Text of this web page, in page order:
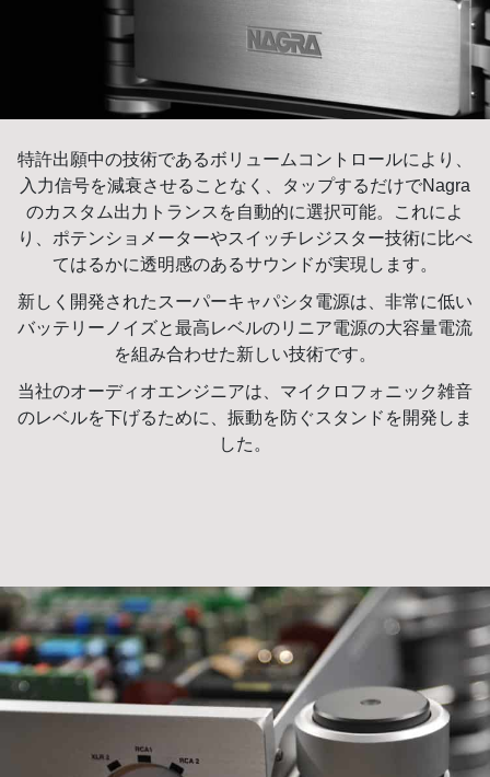
特許出願中の技術であるボリュームコントロールにより、
入力信号を減衰させることなく、タップするだけでNagra
のカスタム出力トランスを自動的に選択可能。これによ
り、ポテンショメーターやスイッチレジスター技術に比べ
てはるかに透明感のあるサウンドが実現します。
新しく開発されたスーパーキャパシタ電源は、非常に低い
バッテリーノイズと最高レベルのリニア電源の大容量電流
を組み合わせた新しい技術です。
当社のオーディオエンジニアは、マイクロフォニック雑音
のレベルを下げるために、振動を防ぐスタンドを開発しま
した。